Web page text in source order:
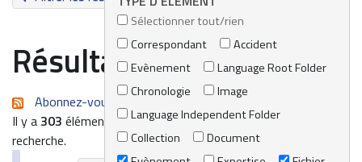
Sélectionner tout/rien
Correspondant
Accident
Evènement
Language Root Folder
Chronologie
Image
Language Independent Folder
Collection
Document
Résultats de recherche
Abonnez-vous au flux RSS de cette recherche
Il y a303 éléments qui correspondent à vos termes de
recherche.